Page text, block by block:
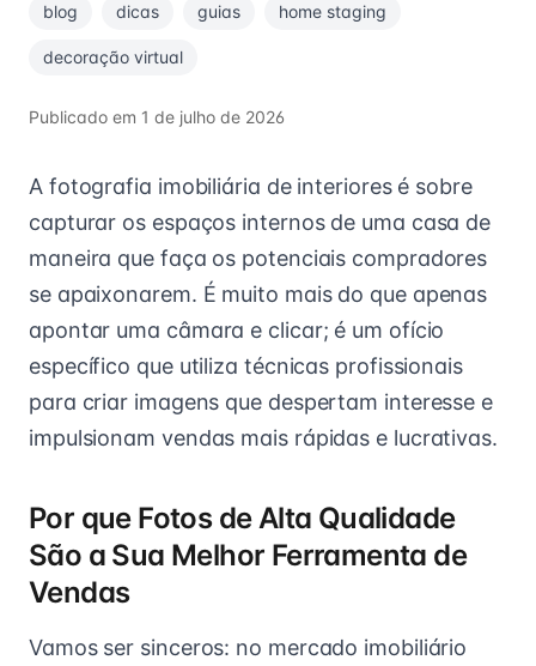
blog dicas guias home staging
decoração virtual
Publicado em 1 de julho de 2026
A fotografia imobiliária de interiores é sobre
capturar os espaços internos de uma casa de
maneira que faça os potenciais compradores
se apaixonarem. É muito mais do que apenas
apontar uma câmara e clicar; é um ofício
específico que utiliza técnicas profissionais
para criar imagens que despertam interesse e
impulsionam vendas mais rápidas e lucrativas.
Por que Fotos de Alta Qualidade
São a Sua Melhor Ferramenta de
Vendas
Vamos ser sinceros: no mercado imobiliário